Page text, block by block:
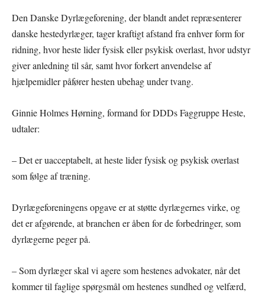
Den Danske Dyrlægeforening, der blandt andet repræsenterer
danske hestedyrlæger, tager kraftigt afstand fra enhver form for
ridning, hvor heste lider fysisk eller psykisk overlast, hvor udstyr
giver anledning til sår, samt hvor forkert anvendelse af
hjælpemidler påfører hesten ubehag under tvang.
Ginnie Holmes Hørning, formand for DDDs Faggruppe Heste,
udtaler:
– Det er uacceptabelt, at heste lider fysisk og psykisk overlast
som følge af træning.
Dyrlægeforeningens opgave er at støtte dyrlægernes virke, og
det er afgørende, at branchen er åben for de forbedringer, som
dyrlægerne peger på.
– Som dyrlæger skal vi agere som hestenes advokater, når det
kommer til faglige spørgsmål om hestenes sundhed og velfærd,